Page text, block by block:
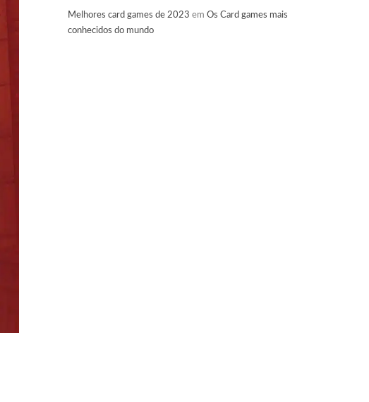
Melhores card games de 2023 em Os Card games mais
conhecidos do mundo